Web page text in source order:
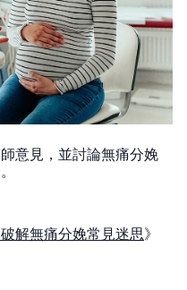
意見，並討論無痛分娩
解無痛分娩常見迷思》